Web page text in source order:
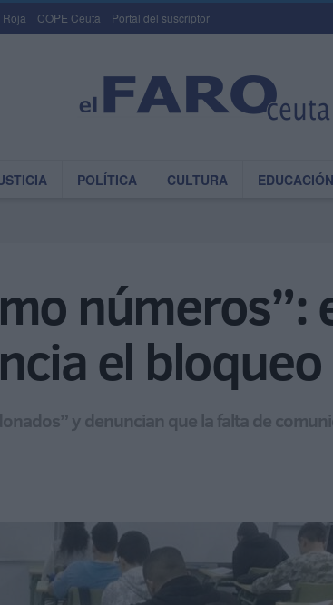
Roja COPE Ceuta Portal del suscriptor
POLÍTICA CULTURA EDUCACIÓN
números”:
el
y denuncian que la falta de